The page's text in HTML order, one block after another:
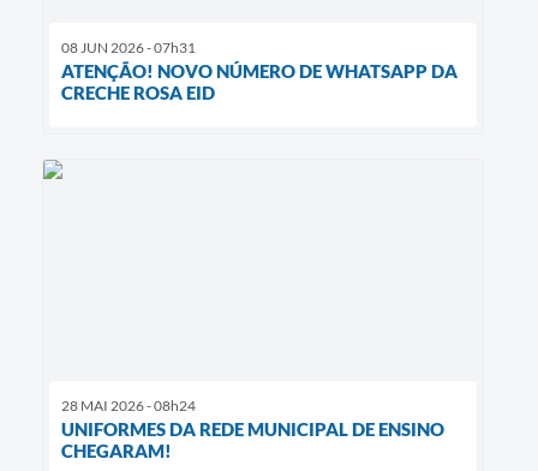
08 JUN 2026 - 07h31
ATENÇÃO! NOVO NÚMERO DE WHATSAPP DA
CRECHE ROSA EID
28 MAI 2026 - 08h24
UNIFORMES DA REDE MUNICIPAL DE ENSINO
CHEGARAM!